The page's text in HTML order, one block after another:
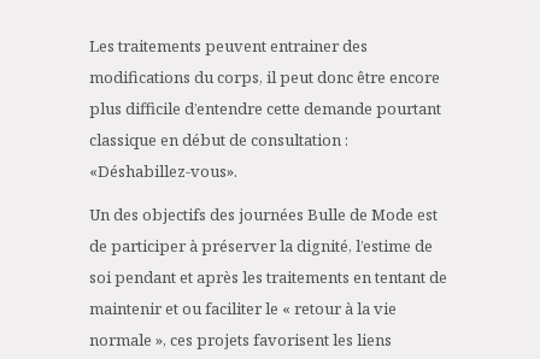
Les traitements peuvent entrainer des
modifications du corps, il peut donc être encore
plus difficile d’entendre cette demande pourtant
classique en début de consultation :
«Déshabillez-vous».
Un des objectifs des journées Bulle de Mode est
de participer à préserver la dignité, l’estime de
soi pendant et après les traitements en tentant de
maintenir et ou faciliter le « retour à la vie
normale », ces projets favorisent les liens